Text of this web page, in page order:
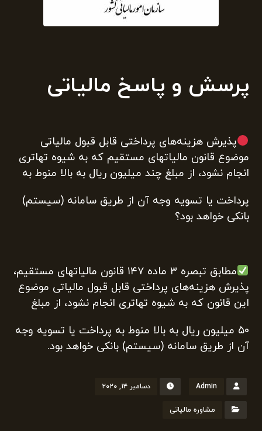
پرسش و پاسخ مالیاتی
پذیرش هزینه‌های پرداختی قابل قبول مالیاتی
موضوع قانون مالیاتهای مستقیم که به شیوه تهاتری
انجام نشود، از مبلغ چند میلیون ریال به بالا منوط به
پرداخت یا تسویه وجه آن از طریق سامانه (سیستم)
بانکی خواهد بود؟
مطابق تبصره ۳ ماده ۱۴۷ قانون مالیاتهای مستقیم،
پذیرش هزینه‌های پرداختی قابل قبول مالیاتی موضوع
این قانون که به شیوه تهاتری انجام نشود، از مبلغ
۵۰ میلیون ریال به بالا منوط به پرداخت یا تسویه وجه
آن از طریق سامانه (سیستم) بانکی خواهد بود.
Admin دسامبر ۱۴, ۲۰۲۰
مشاوره مالیاتی